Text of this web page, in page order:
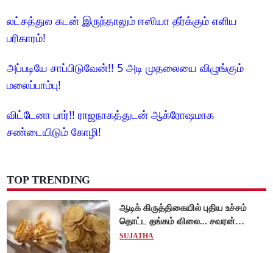
லட்சத்துல கடன் இருந்தாலும் ஈஸியா தீர்க்கும் எளிய
பரிகாரம்!
அப்படியே சாப்பிடுவேன்!! 5 அடி முதலையை விழுங்கும்
மலைப்பாம்பு!
விட்டேனா பார்!! ராஜநாகத்துடன் ஆக்ரோஷமாக
சண்டையிடும் கோழி!
TOP TRENDING
ஆடிக் கிருத்திகையில் புதிய உச்சம்
தொட்ட தங்கம் விலை... சவரன்
ரூ.1,10,000-ஐ கடந்து விற்பனை!
SUJATHA